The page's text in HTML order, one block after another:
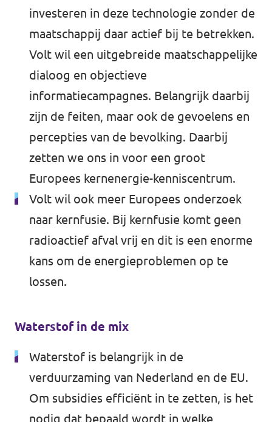
investeren in deze technologie zonder de
maatschappij daar actief bij te betrekken.
Volt wil een uitgebreide maatschappelijke
dialoog en objectieve
informatiecampagnes. Belangrijk daarbij
zijn de feiten, maar ook de gevoelens en
percepties van de bevolking. Daarbij
zetten we ons in voor een groot
Europees kernenergie-kenniscentrum.
Volt wil ook meer Europees onderzoek
naar kernfusie. Bij kernfusie komt geen
radioactief afval vrij en dit is een enorme
kans om de energieproblemen op te
lossen.
Waterstof in de mix
Waterstof is belangrijk in de
verduurzaming van Nederland en de EU.
Om subsidies efficiënt in te zetten, is het
nodig dat bepaald wordt in welke